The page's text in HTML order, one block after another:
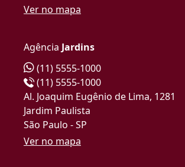
Ver no mapa
Agência Jardins
(11) 5555-1000
(11) 5555-1000
Al. Joaquim Eugênio de Lima, 1281
Jardim Paulista
São Paulo - SP
Ver no mapa